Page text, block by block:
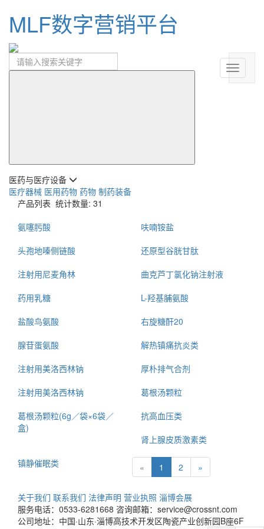
MLF数字营销平台
医药与医疗设备
医疗器械 医用药物 药物 制药装备
产品列表 统计数量: 31
氨噻肟酸
呋喃铵盐
头孢地嗪侧链酸
还原型谷胱甘肽
注射用尼麦角林
曲克芦丁氯化钠注射液
药用乳糖
L-羟基脯氨酸
盐酸鸟氨酸
右旋糖酐20
腺苷蛋氨酸
解热镇痛抗炎类
注射用美洛西林钠
厚朴排气合剂
注射用美洛西林钠
葛根汤颗粒
葛根汤颗粒(6g／袋×6袋／
盒)
抗高血压类
肾上腺皮质激素类
镇静催眠类
« 1 2 »
关于我们 联系我们 法律声明 营业执照 淄博会展
服务电话：0533-6281668 咨询邮箱：service@crossnt.com
公司地址：中国·山东·淄博高技术开发区陶瓷产业创新园B座6F